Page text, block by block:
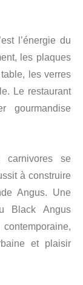
l’énergie du
les plaques
les verres
Le restaurant
gourmandise
se
à construire
Angus. Une
Black Angus
et plaisir